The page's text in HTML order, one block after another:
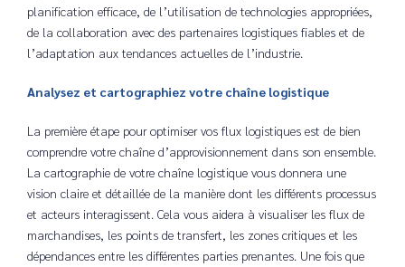
planification efficace, de l’utilisation de technologies appropriées,
de la collaboration avec des partenaires logistiques fiables et de
l’adaptation aux tendances actuelles de l’industrie.
Analysez et cartographiez votre chaîne logistique
La première étape pour optimiser vos flux logistiques est de bien
comprendre votre chaîne d’approvisionnement dans son ensemble.
La cartographie de votre chaîne logistique vous donnera une
vision claire et détaillée de la manière dont les différents processus
et acteurs interagissent. Cela vous aidera à visualiser les flux de
marchandises, les points de transfert, les zones critiques et les
dépendances entre les différentes parties prenantes. Une fois que